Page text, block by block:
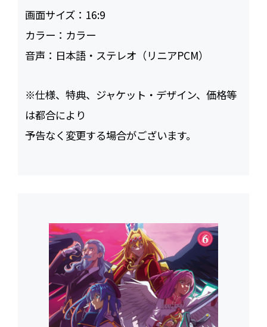
画面サイズ： 16:9
カラー： カラー
音声： 日本語・ステレオ（リニアPCM）
※仕様、特典、ジャケット・デザイン、価格等
は都合により
予告なく変更する場合がございます。